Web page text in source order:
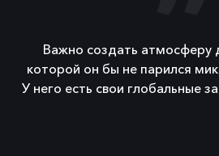
Важно создать атмосферу
которой он бы не парился
У него есть свои глобальные